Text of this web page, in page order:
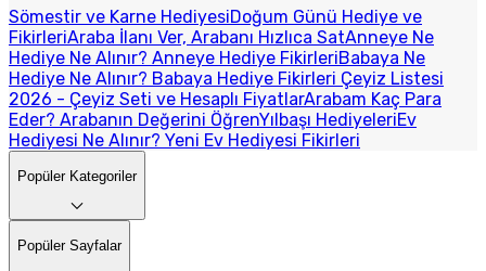
Sömestir ve Karne HediyesiDoğum Günü Hediye ve
FikirleriAraba İlanı Ver, Arabanı Hızlıca SatAnneye Ne
Hediye Ne Alınır? Anneye Hediye FikirleriBabaya Ne
Hediye Ne Alınır? Babaya Hediye Fikirleri Çeyiz Listesi
2026 - Çeyiz Seti ve Hesaplı FiyatlarArabam Kaç Para
Eder? Arabanın Değerini ÖğrenYılbaşı HediyeleriEv
Hediyesi Ne Alınır? Yeni Ev Hediyesi Fikirleri
Popüler Kategoriler
Popüler Sayfalar